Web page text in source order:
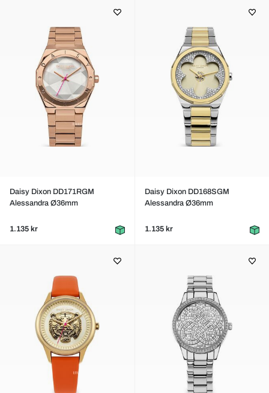
Daisy Dixon DD171RGM
Alessandra Ø36mm
1.135 kr
Daisy Dixon DD168SGM
Alessandra Ø36mm
1.135 kr